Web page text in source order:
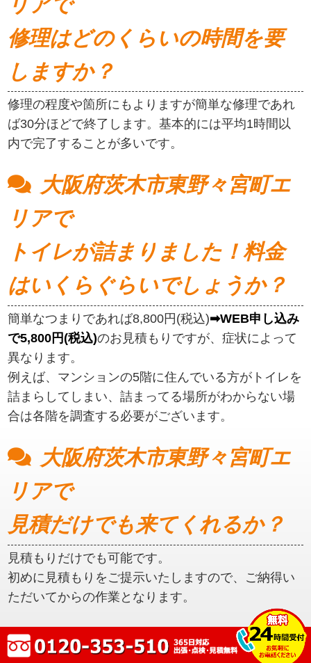
修理はどのくらいの時間を要
しますか？
修理の程度や箇所にもよりますが簡単な修理であれ
ば30分ほどで終了します。基本的には平均1時間以
内で完了することが多いです。
大阪府茨木市東野々宮町エ
リアで
トイレが詰まりました！料金
はいくらぐらいでしょうか？
簡単なつまりであれば8,800円(税込)➡WEB申し込み
で5,800円(税込)のお見積もりですが、症状によって
異なります。
例えば、マンションの5階に住んでいる方がトイレを
詰まらしてしまい、詰まってる場所がわからない場
合は各階を調査する必要がございます。
大阪府茨木市東野々宮町エ
リアで
見積だけでも来てくれるか？
見積もりだけでも可能です。
初めに見積もりをご提示いたしますので、ご納得い
ただいてからの作業となります。
大阪府茨木市東野々宮町エ